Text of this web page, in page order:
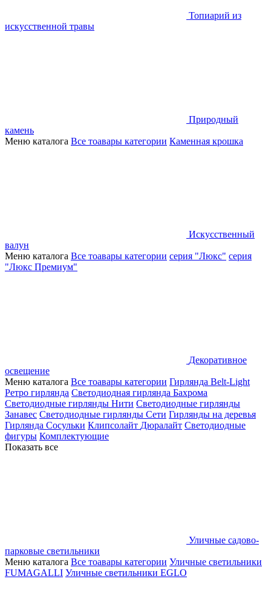
Топиарий из
искусственной травы
Природный
камень
Меню каталога Все тоавары категории Каменная крошка
Искусственный
валун
Меню каталога Все тоавары категории серия "Люкс" серия
"Люкс Премиум"
Декоративное
освещение
Меню каталога Все тоавары категории Гирлянда Belt-Light
Ретро гирлянда Светодиодная гирлянда Бахрома
Светодиодные гирлянды Нити Светодиодные гирлянды
Занавес Светодиодные гирлянды Сети Гирлянды на деревья
Гирлянда Сосульки Клипсолайт Дюралайт Светодиодные
фигуры Комплектующие
Показать все
Уличные садово-
парковые светильники
Меню каталога Все тоавары категории Уличные светильники
FUMAGALLI Уличные светильники EGLO